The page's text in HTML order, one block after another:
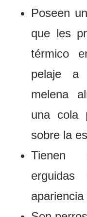
Poseen
que les
térmico
pelaje a
melena
una cola
sobre la
Tienen